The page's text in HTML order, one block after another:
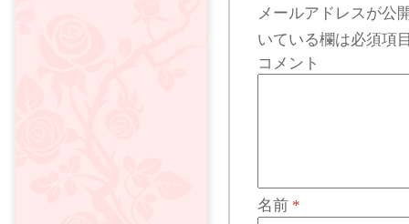
メールアドレスが公
いている欄は必須項
コメント
名前 *